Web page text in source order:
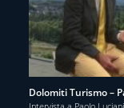
Dolomiti Turismo –